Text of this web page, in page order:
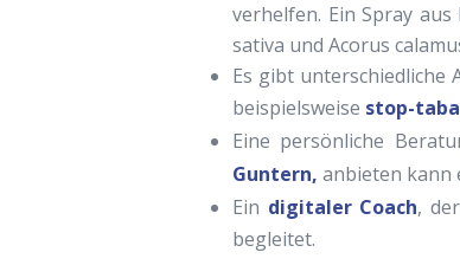
verhelfen. Ein Spray
sativa und Acorus
Es gibt unterschiedliche
beispielsweise stop-
Eine persönliche
Guntern,anbieten kann
Ein digitaler Coach,
begleitet.